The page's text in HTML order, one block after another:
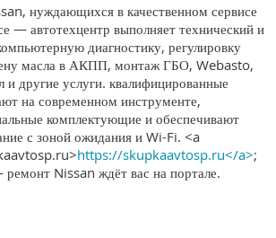
нуждающихся в качественном сервисе
— автотехцентр выполняет технический и
диагностику, регулировку
масла в АКПП, монтаж ГБО, Webasto,
и другие услуги. квалифицированные
на современном инструменте,
комплектующие и обеспечивают
с зоной ожидания и Wi-Fi. <a
https://skupkaavtosp.ru</a>;
Nissan ждёт вас на портале.